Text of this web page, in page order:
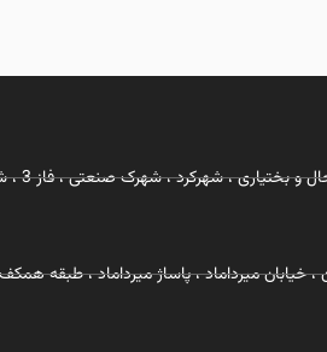
بختیاری ، شهرکرد ، شهرک صنعتی ، فاز 3 ، شرکت زیست رویش
، خیابان میرداماد ، پاساژ میرداماد ، طبقه